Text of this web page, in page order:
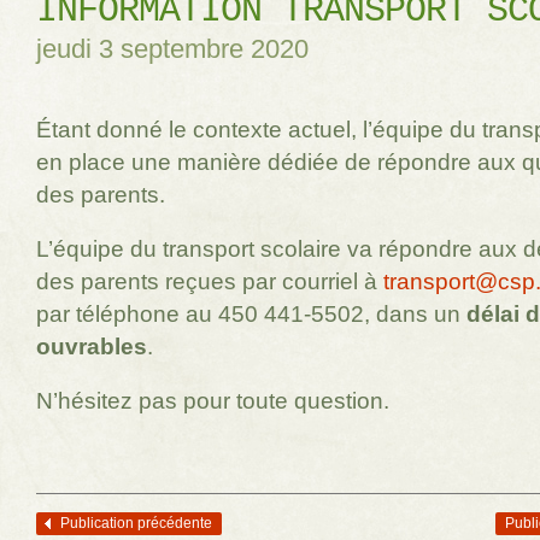
INFORMATION TRANSPORT
jeudi 3 septembre 2020
Étant donné le contexte actuel, l’équipe du
en place une manière dédiée de répondre aux
des parents.
L’équipe du transport scolaire va répondre aux
des parents reçues par courriel à
par téléphone au 450 441-5502, dans un délai
ouvrables.
N’hésitez pas pour toute question.
Navigation des articles
Publication précédente